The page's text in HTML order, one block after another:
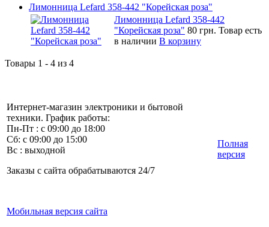
Лимонница Lefard 358-442 "Корейская роза"
Лимонница Lefard 358-442
"Корейская роза" 80 грн. Товар есть
в наличии В корзину
Товары 1 - 4 из 4
Интернет-магазин электроники и бытовой
техники. График работы:
Пн-Пт : с 09:00 до 18:00
Сб: с 09:00 до 15:00
Вс : выходной
Заказы с сайта обрабатываются 24/7
Мобильная версия сайта
Полная
версия